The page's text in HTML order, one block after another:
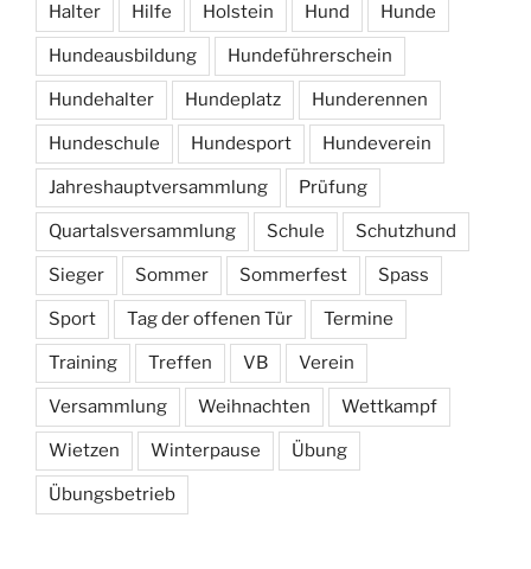
Halter Hilfe Holstein Hund Hunde
Hundeausbildung Hundeführerschein
Hundehalter Hundeplatz Hunderennen
Hundeschule Hundesport Hundeverein
Jahreshauptversammlung Prüfung
Quartalsversammlung Schule Schutzhund
Sieger Sommer Sommerfest Spass
Sport Tag der offenen Tür Termine
Training Treffen VB Verein
Versammlung Weihnachten Wettkampf
Wietzen Winterpause Übung
Übungsbetrieb